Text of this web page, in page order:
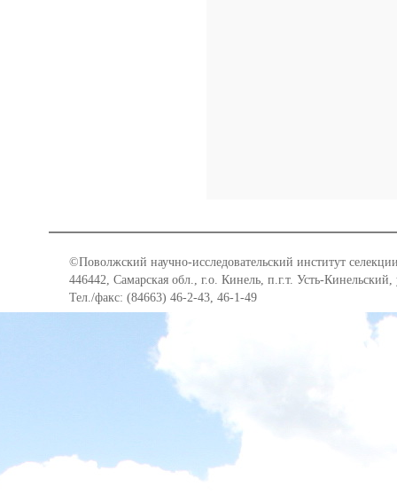
©Поволжский научно-исследовательский институт
446442, Самарская обл., г.о. Кинель, п.г.т. Усть-
Тел./факс: (84663) 46-2-43, 46-1-49